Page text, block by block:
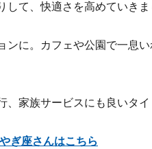
て、快適さを高めていきま
ンに。カフェや公園で一息
家族サービスにも良いタイ
ぎ座さんはこちら